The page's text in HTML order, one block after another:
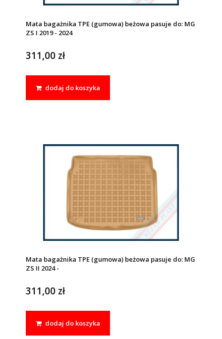
Mata bagażnika TPE (gumowa) beżowa pasuje do: MG
ZS I 2019 - 2024
311,00 zł
dodaj do koszyka
Mata bagażnika TPE (gumowa) beżowa pasuje do: MG
ZS II 2024 -
311,00 zł
dodaj do koszyka